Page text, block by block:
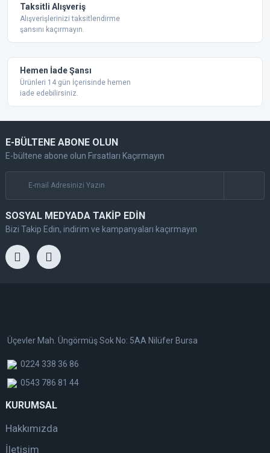
Taksitli Alışveriş
Alışverişlerinizi taksitlendirme
şansını kaçırmayın.
Hemen İade Şansı
Ürünleri 14 gün İçerisinde hemen
iade edebilirsiniz.
E-BÜLTENE ABONE OLUN
E-bültene abone olun Fırsatları Kaçırmayın
SOSYAL MEDYADA TAKİP EDİN
Bizi Takip Edin, indirim ve kampanyaları kaçırmayın
Üçevler Mah. Üngörmüş Sok No: 5AA Nilüfer Bursa
0224 338 36 86
0543 786 81 44
KURUMSAL
Hakkımızda
İletişim